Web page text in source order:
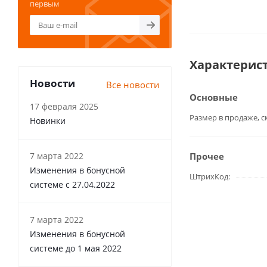
Основные
Размер в продаже,
Прочее
ШтрихКод
первым
Новости Все новости
17 февраля 2025
Новинки
7 марта 2022
Изменения в бонусной
системе с 27.04.2022
7 марта 2022
Изменения в бонусной
системе до 1 мая 2022